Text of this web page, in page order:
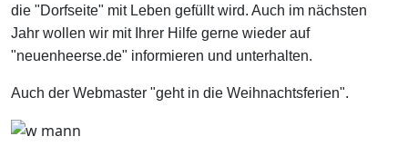
die "Dorfseite" mit Leben gefüllt wird. Auch im nächsten
Jahr wollen wir mit Ihrer Hilfe gerne wieder auf
"neuenheerse.de" informieren und unterhalten.
Auch der Webmaster "geht in die Weihnachtsferien".